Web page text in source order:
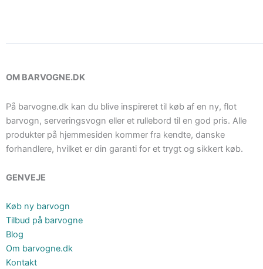
OM BARVOGNE.DK
På barvogne.dk kan du blive inspireret til køb af en ny, flot
barvogn, serveringsvogn eller et rullebord til en god pris. Alle
produkter på hjemmesiden kommer fra kendte, danske
forhandlere, hvilket er din garanti for et trygt og sikkert køb.
GENVEJE
Køb ny barvogn
Tilbud på barvogne
Blog
Om barvogne.dk
Kontakt